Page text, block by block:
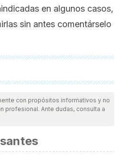
en algunos casos,
sin antes comentárselo
revisadas a profundidad por
su calidad, confiabilidad,
de este artículo fue
M., Navarro Meza, C.,
con propósitos informativos y no
profesional. Ante dudas, consulta a